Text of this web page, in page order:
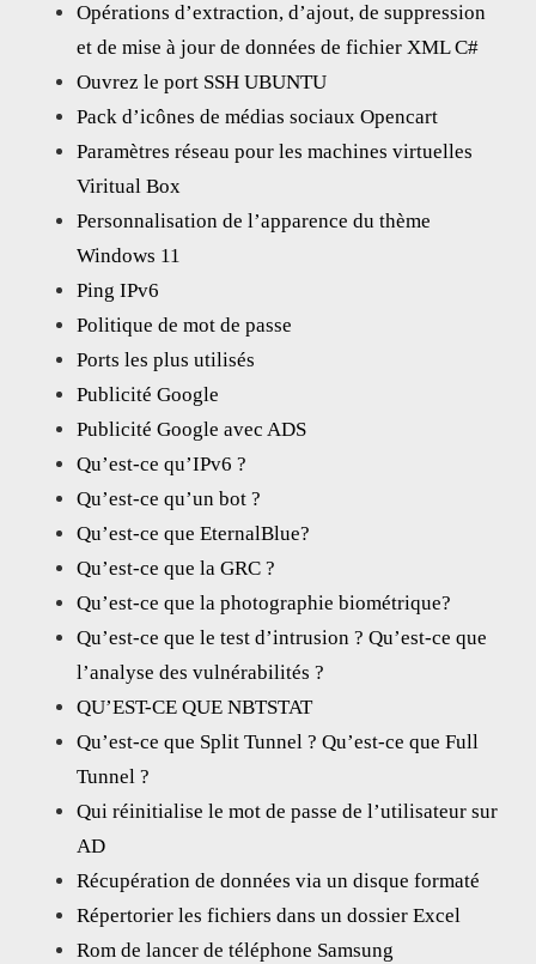
Opérations d’extraction, d’ajout, de suppression
et de mise à jour de données de fichier XML C#
Ouvrez le port SSH UBUNTU
Pack d’icônes de médias sociaux Opencart
Paramètres réseau pour les machines virtuelles
Viritual Box
Personnalisation de l’apparence du thème
Windows 11
Ping IPv6
Politique de mot de passe
Ports les plus utilisés
Publicité Google
Publicité Google avec ADS
Qu’est-ce qu’IPv6 ?
Qu’est-ce qu’un bot ?
Qu’est-ce que EternalBlue?
Qu’est-ce que la GRC ?
Qu’est-ce que la photographie biométrique?
Qu’est-ce que le test d’intrusion ? Qu’est-ce que
l’analyse des vulnérabilités ?
QU’EST-CE QUE NBTSTAT
Qu’est-ce que Split Tunnel ? Qu’est-ce que Full
Tunnel ?
Qui réinitialise le mot de passe de l’utilisateur sur
AD
Récupération de données via un disque formaté
Répertorier les fichiers dans un dossier Excel
Rom de lancer de téléphone Samsung